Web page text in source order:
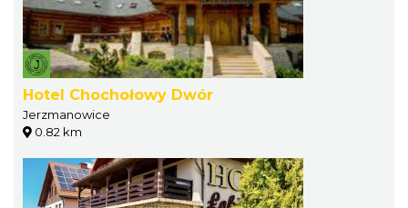
Hotel Chochołowy Dwór
Jerzmanowice
0.82 km